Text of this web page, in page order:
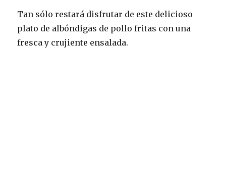
Tan sólo restará disfrutar de este delicioso
plato de albóndigas de pollo fritas con una
fresca y crujiente ensalada.